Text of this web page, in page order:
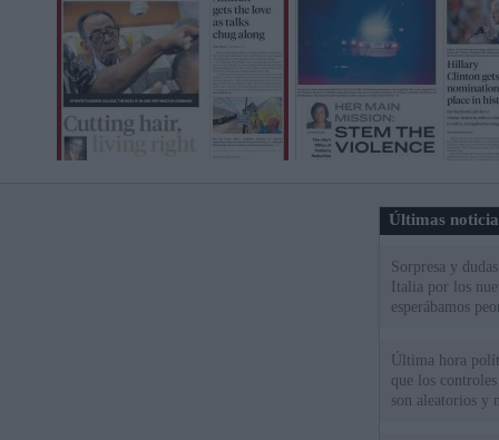
Últimas
Sorpresa y
Italia por los
esperábamos
Última hora
que los
son aleatorios y